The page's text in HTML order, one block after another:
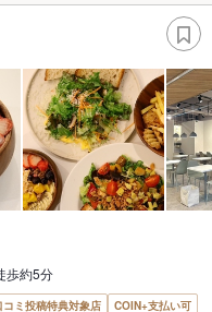
歩約5分
コミ投稿特典対象店
COIN+支払い可